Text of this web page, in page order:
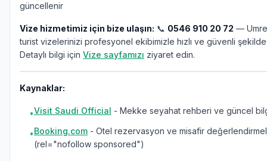
güncellenir
Vize hizmetimiz için bize ulaşın: 📞 0546 910 20 72 —
turist vizelerinizi profesyonel ekibimizle hızlı ve güvenli
Detaylı bilgi için Vize sayfamızı ziyaret edin.
Kaynaklar:
•Visit Saudi Official - Mekke seyahat rehberi ve güncel
•Booking.com - Otel rezervasyon ve misafir
(rel="nofollow sponsored")